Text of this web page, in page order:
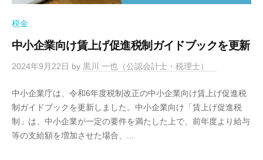
税金
中小企業向け賃上げ促進税制ガイドブックを更新
2024年9月22日 by 黒川 一也（公認会計士・税理士）
中小企業庁は、令和6年度税制改正の中小企業向け賃上げ促進税
制ガイドブックを更新しました。中小企業向け「賃上げ促進税
制」は、中小企業が一定の要件を満たした上で、前年度より給与
等の支給額を増加させた場合、...